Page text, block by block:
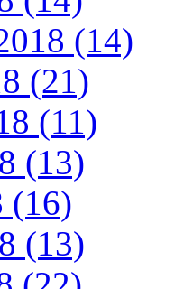
(14)
(21)
(11)
(13)
(16)
(13)